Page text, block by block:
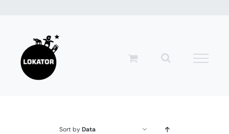
zawartości
Sort byData